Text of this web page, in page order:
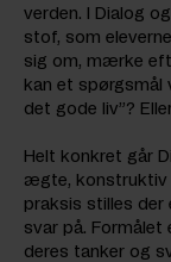
verden. I Dialog
stof, som
sig om, mærke
kan et spørgsmål
det gode liv”?
Helt konkret går
ægte, konstruktiv
praksis stilles der
svar på.
deres tanker og